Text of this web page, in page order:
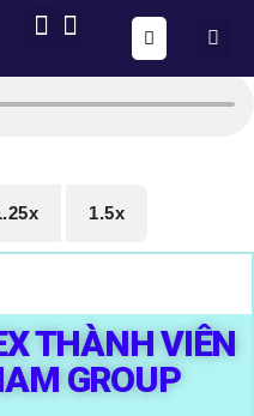
1.5x
THÀNH VIÊN
GROUP